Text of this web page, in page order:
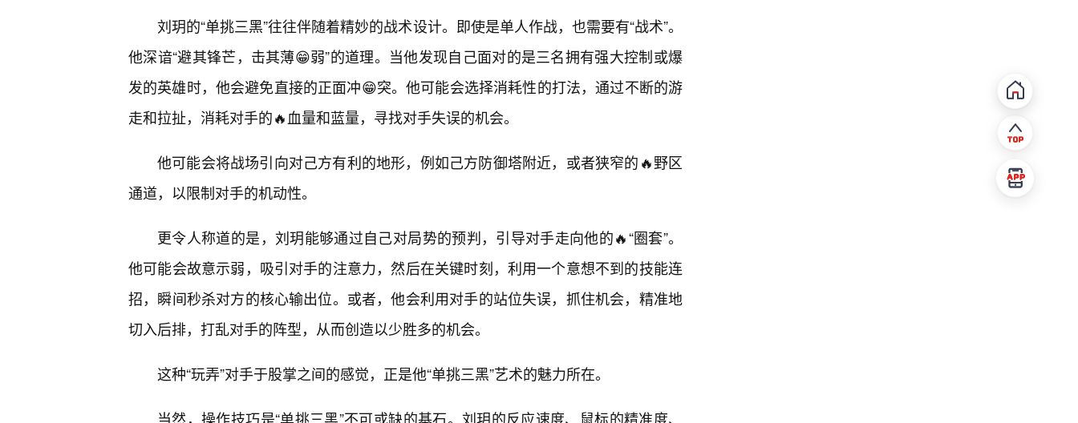
刘玥的“单挑三黑”往往伴随着精妙的战术设计。即使是单人作战，也需要有“战术”。
他深谙“避其锋芒，击其薄😁弱”的道理。当他发现自己面对的是三名拥有强大控制或爆
发的英雄时，他会避免直接的正面冲😁突。他可能会选择消耗性的打法，通过不断的游
走和拉扯，消耗对手的🔥血量和蓝量，寻找对手失误的机会。
他可能会将战场引向对己方有利的地形，例如己方防御塔附近，或者狭窄的🔥野区
通道，以限制对手的机动性。
更令人称道的是，刘玥能够通过自己对局势的预判，引导对手走向他的🔥“圈套”。
他可能会故意示弱，吸引对手的注意力，然后在关键时刻，利用一个意想不到的技能连
招，瞬间秒杀对方的核心输出位。或者，他会利用对手的站位失误，抓住机会，精准地
切入后排，打乱对手的阵型，从而创造以少胜多的机会。
这种“玩弄”对手于股掌之间的感觉，正是他“单挑三黑”艺术的魅力所在。
当然，操作技巧是“单挑三黑”不可或缺的基石。刘玥的反应速度、鼠标的精准度、